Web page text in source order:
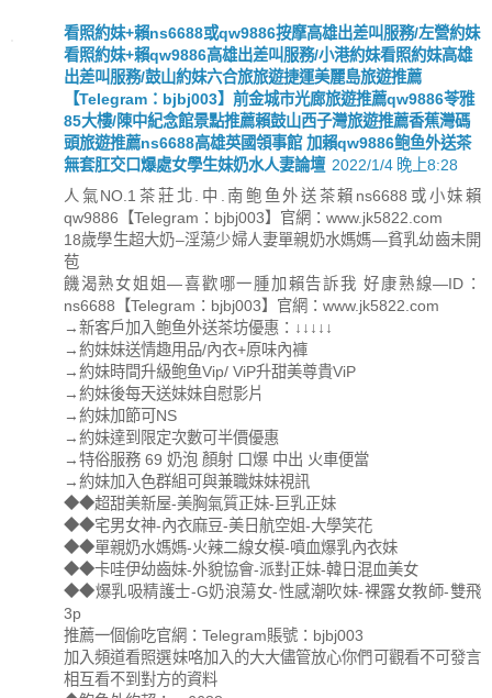
看照約妹+賴ns6688或qw9886按摩高雄出差叫服務/左營約妹
看照約妹+賴qw9886高雄出差叫服務/小港約妹看照約妹高雄
出差叫服務/鼓山約妹六合旅旅遊捷運美麗島旅遊推薦
【Telegram：bjbj003】前金城市光廊旅遊推薦qw9886苓雅
85大樓/陳中紀念館景點推薦賴鼓山西子灣旅遊推薦香蕉灣碼
頭旅遊推薦ns6688高雄英國領事館 加賴qw9886鲍鱼外送茶
無套肛交口爆處女學生妹奶水人妻論壇 2022/1/4 晚上8:28
人氣NO.1茶莊北.中.南鲍鱼外送茶賴ns6688或小妹賴
qw9886【Telegram：bjbj003】官網：www.jk5822.com
18歲學生超大奶–淫蕩少婦人妻單親奶水媽媽—貧乳幼齒未開
苞
饑渴熟女姐姐—喜歡哪一腫加賴告訴我 好康熟線—ID：
ns6688【Telegram：bjbj003】官網：www.jk5822.com
→新客戶加入鲍鱼外送茶坊優惠：↓↓↓↓↓
→約妹妹送情趣用品/內衣+原味內褲
→約妹時間升級鲍鱼Vip/ ViP升甜美尊貴ViP
→約妹後每天送妹妹自慰影片
→約妹加節可NS
→約妹達到限定次數可半價優惠
→特俗服務 69 奶泡 顏射 口爆 中出 火車便當
→約妹加入色群組可與兼職妹妹視訊
◆◆超甜美新屋-美胸氣質正妹-巨乳正妹
◆◆宅男女神-內衣麻豆-美日航空姐-大學笑花
◆◆單親奶水媽媽-火辣二線女模-噴血爆乳內衣妹
◆◆卡哇伊幼齒妹-外貌協會-派對正妹-韓日混血美女
◆◆爆乳吸精護士-G奶浪蕩女-性感潮吹妹-裸露女教師-雙飛
3p
推薦一個偷吃官網：Telegram賬號：bjbj003
加入頻道看照選妹咯加入的大大儘管放心你們可觀看不可發言
相互看不到對方的資料